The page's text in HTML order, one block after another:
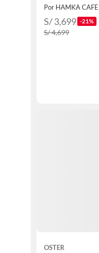
Por HAMKA CAFE
S/ 3,699 -21%
S/ 4,699
OSTER